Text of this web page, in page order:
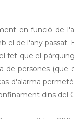
en funció de
el de l'any passat.
fet que el
de persones (que
d'alarma
dins del